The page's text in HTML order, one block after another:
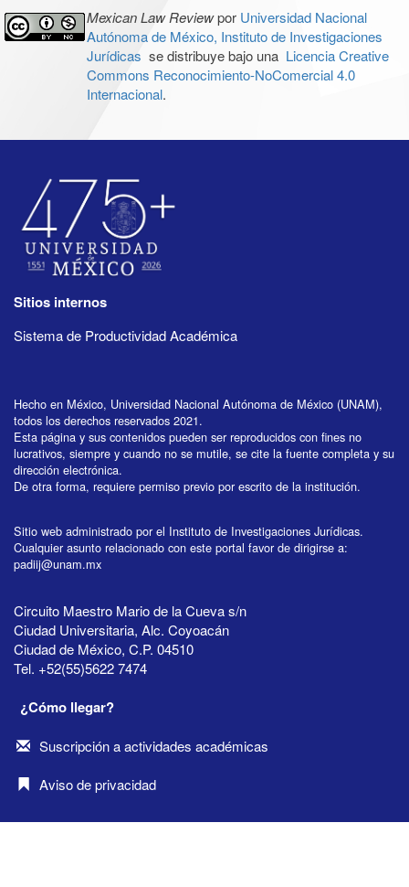
Mexican Law Reviewpor Universidad Nacional
Autónoma de México, Instituto de Investigaciones
Jurídicas se distribuye bajo una Licencia Creative
Commons Reconocimiento-NoComercial 4.0
Internacional.
Sitios internos
Sistema de Productividad Académica
Hecho en México, Universidad Nacional Autónoma de México (UNAM),
todos los derechos reservados 2021.
Esta página y sus contenidos pueden ser reproducidos con fines no
lucrativos, siempre y cuando no se mutile, se cite la fuente completa y su
dirección electrónica.
De otra forma, requiere permiso previo por escrito de la institución.
Sitio web administrado por el Instituto de Investigaciones Jurídicas.
Cualquier asunto relacionado con este portal favor de dirigirse a:
padiij@unam.mx
Circuito Maestro Mario de la Cueva s/n
Ciudad Universitaria, Alc. Coyoacán
Ciudad de México, C.P. 04510
Tel. +52(55)5622 7474
¿Cómo llegar?
Suscripción a actividades académicas
Aviso de privacidad